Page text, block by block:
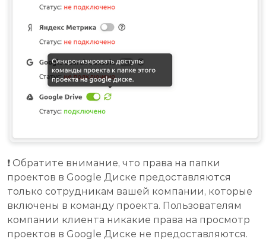
❗ Обратите внимание, что права на папки
проектов в Google Диске предоставляются
только сотрудникам вашей компании, которые
включены в команду проекта. Пользователям
компании клиента никакие права на просмотр
проектов в Google Диске не предоставляются.